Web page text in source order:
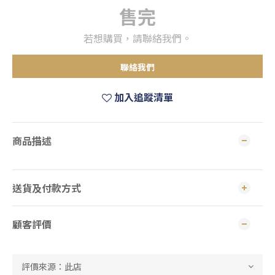
售完
若想購買，請聯絡我們。
聯絡我們
加入追蹤清單
商品描述
送貨及付款方式
顧客評價